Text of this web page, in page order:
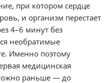
при котором сердце
и организм перестает
4–6 минут без
необратимые
Именно поэтому
медицинская
раньше — до